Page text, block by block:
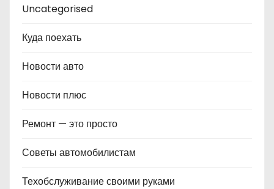
Uncategorised
Куда поехать
Новости авто
Новости плюс
Ремонт — это просто
Советы автомобилистам
Техобслуживание своими руками